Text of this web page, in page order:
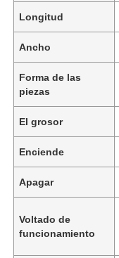
Longitud
Ancho
Forma de las
piezas
El grosor
Enciende
Apagar
Voltado de
funcionamiento